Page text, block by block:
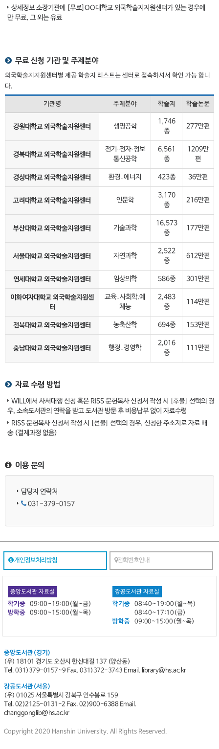
상세정보 소장기관에 [무료]OO대학교 외국학술지지원센터가 있는 경우에
만 무료, 그 외는 유료
무료 신청 기관 및 주제분야
외국학술지지원센터별 제공 학술지 리스트는 센터로 접속하셔서 확인 가능 합니
다.
기관명 주제분야 학술지 학술논문
강원대학교 외국학술지원센터 생명공학
1,746
종
277만편
경북대학교 외국학술지원센터
전기·전자·정보
통신공학
6,561
종
1209만
편
경상대학교 외국학술지원센터 환경․에너지 423종 36만편
고려대학교 외국학술지원센터 인문학
3,170
종
216만편
부산대학교 외국학술지원센터 기술과학
16,573
종
177만편
서울대학교 외국학술지원센터 자연과학
2,522
종
612만편
연세대학교 외국학술지원센터 임상의학 586종 301만편
이화여자대학교 외국학술지원센
터
교육․사회학.예
체능
2,483
종
114만편
전북대학교 외국학술지원센터 농축산학 694종 153만편
충남대학교 외국학술지원센터 행정․경영학
2,016
종
111만편
자료 수령 방법
WILL에서 사서대행 신청 혹은 RISS 문헌복사 신청서 작성 시 [후불] 선택의 경
우, 소속도서관의 연락을 받고 도서관 방문 후 비용납부 없이 자료수령
RISS 문헌복사 신청서 작성 시 [선불] 선택의 경우, 신청한 주소지로 자료 배
송 (결제과정 없음)
이용 문의
담당자 연락처
031-379-0157
개인정보처리방침 전화번호안내
중앙도서관 자료실
학기중 09:00~19:00(월~금)
방학중 09:00~15:00(월~목)
장공도서관 자료실
학기중
08:40~19:00(월~목)
08:40~17:10(금)
방학중
09:00~15:00(월~목)
중앙도서관(경기)
(우) 18101 경기도 오산시 한신대길 137 (양산동)
Tel. 031)379-0157~9 Fax. 031)372-3743 Email. library@hs.ac.kr
장공도서관(서울)
(우) 01025 서울특별시 강북구 인수봉로 159
Tel. 02)2125-0131-2 Fax. 02)900-6388 Email.
changgonglib@hs.ac.kr
Copyright 2020 Hanshin University. All Rights Reserved.